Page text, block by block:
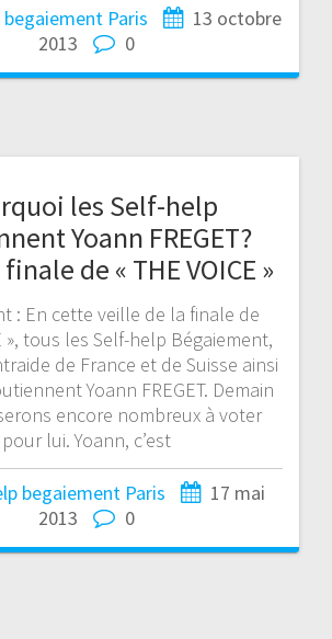
Paris
13 octobre
2013
0
les Self-help
Yoann FREGET?
de « THE VOICE »
: En cette veille de la finale de
», tous les Self-help Bégaiement,
de France et de Suisse ainsi
Yoann FREGET. Demain
encore nombreux à voter
pour lui. Yoann, c’est
begaiement Paris
17 mai
2013
0